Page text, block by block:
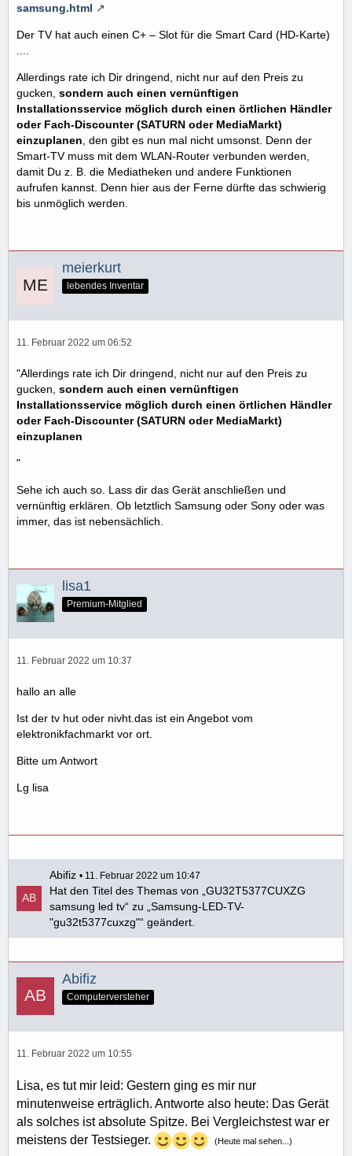
samsung.html
Der TV hat auch einen C+ – Slot für die Smart Card (HD-Karte)
Allerdings rate ich Dir dringend, nicht nur auf den Preis zu
gucken, sondern auch einen vernünftigen
Installationsservice möglich durch einen örtlichen Händler
oder Fach-Discounter (SATURN oder MediaMarkt)
einzuplanen , den gibt es nun mal nicht umsonst. Denn der
Smart-TV muss mit dem WLAN-Router verbunden werden,
damit Du z. B. die Mediatheken und andere Funktionen
aufrufen kannst. Denn hier aus der Ferne dürfte das schwierig
bis unmöglich werden.
meierkurt
lebendes Inventar
11. Februar 2022 um 06:52
"Allerdings rate ich Dir dringend, nicht nur auf den Preis zu
gucken, sondern auch einen vernünftigen
Installationsservice möglich durch einen örtlichen Händler
oder Fach-Discounter (SATURN oder MediaMarkt)
einzuplanen
"
Sehe ich auch so. Lass dir das Gerät anschließen und
vernünftig erklären. Ob letztlich Samsung oder Sony oder was
immer, das ist nebensächlich.
lisa1
Premium-Mitglied
11. Februar 2022 um 10:37
hallo an alle
Ist der tv hut oder nivht.das ist ein Angebot vom
elektronikfachmarkt vor ort.
Bitte um Antwort
Lg lisa
Abifiz 11. Februar 2022 um 10:47
Hat den Titel des Themas von „GU32T5377CUXZG
samsung led tv“ zu „Samsung-LED-TV-
"gu32t5377cuxzg"“ geändert.
Abifiz
Computerversteher
11. Februar 2022 um 10:55
Lisa, es tut mir leid: Gestern ging es mir nur
minutenweise erträglich. Antworte also heute: Das Gerät
als solches ist absolute Spitze. Bei Vergleichstest war er
meistens der Testsieger.
(Heute mal sehen...)